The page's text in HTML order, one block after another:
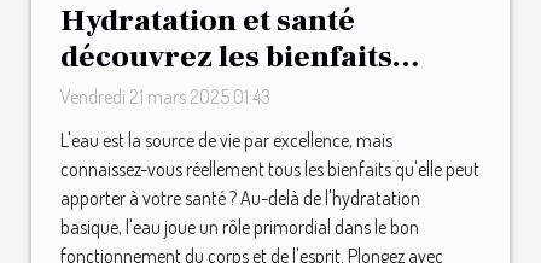
Hydratation et santé
découvrez les bienfaits
insoupçonnés de l'eau pour
le corps et l'esprit
Vendredi 21 mars 2025 01:43
L'eau est la source de vie par excellence, mais
connaissez-vous réellement tous les bienfaits qu'elle peut
apporter à votre santé ? Au-delà de l'hydratation
basique, l'eau joue un rôle primordial dans le bon
fonctionnement du corps et de l'esprit. Plongez avec